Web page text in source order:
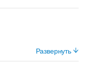
Развернуть